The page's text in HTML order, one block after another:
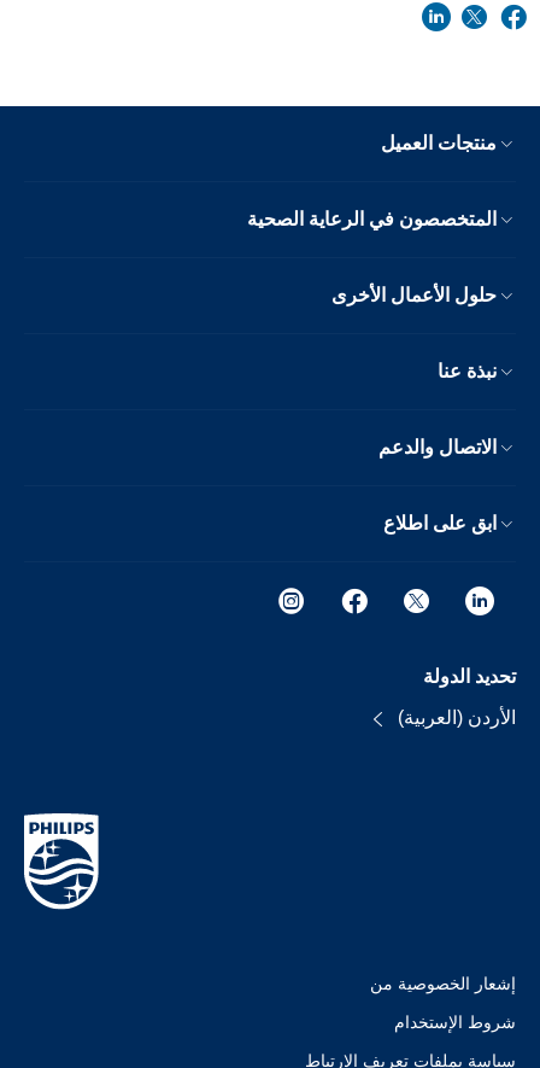
منتجات العميل
المتخصصون في الرعاية الصحية
حلول الأعمال الأخرى
نبذة عنا
الاتصال والدعم
ابق على اطلاع
تحديد الدولة
الأردن (العربية)
إشعار الخصوصية من
شروط الإستخدام
سياسة بملفات تعريف الارتباط